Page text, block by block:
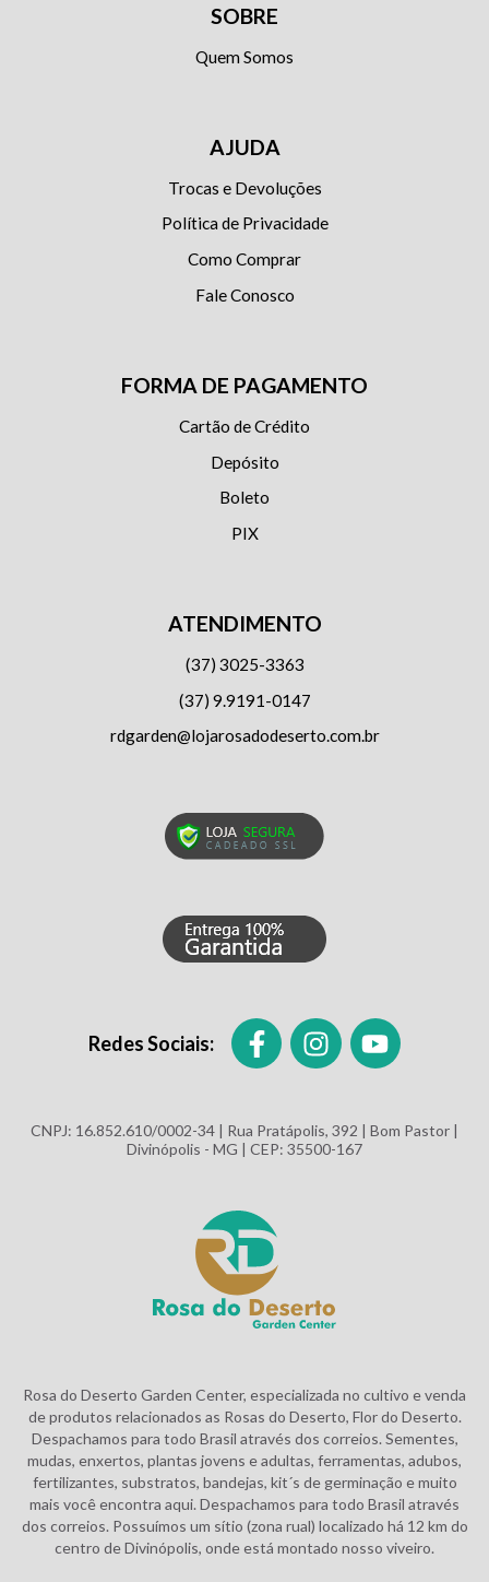
SOBRE
Quem Somos
AJUDA
Trocas e Devoluções
Política de Privacidade
Como Comprar
Fale Conosco
FORMA DE PAGAMENTO
Cartão de Crédito
Depósito
Boleto
PIX
ATENDIMENTO
(37) 3025-3363
(37) 9.9191-0147
rdgarden@lojarosadodeserto.com.br
Redes Sociais:
CNPJ: 16.852.610/0002-34 | Rua Pratápolis, 392 | Bom Pastor |
Divinópolis - MG | CEP: 35500-167
Rosa do Deserto Garden Center, especializada no cultivo e venda
de produtos relacionados as Rosas do Deserto, Flor do Deserto.
Despachamos para todo Brasil através dos correios. Sementes,
mudas, enxertos, plantas jovens e adultas, ferramentas, adubos,
fertilizantes, substratos, bandejas, kit´s de germinação e muito
mais você encontra aqui. Despachamos para todo Brasil através
dos correios. Possuímos um sítio (zona rual) localizado há 12 km do
centro de Divinópolis, onde está montado nosso viveiro.